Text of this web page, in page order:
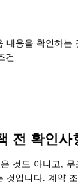
내용을 확인하는
건
전 확인사
것도 아니고,
것입니다. 계약